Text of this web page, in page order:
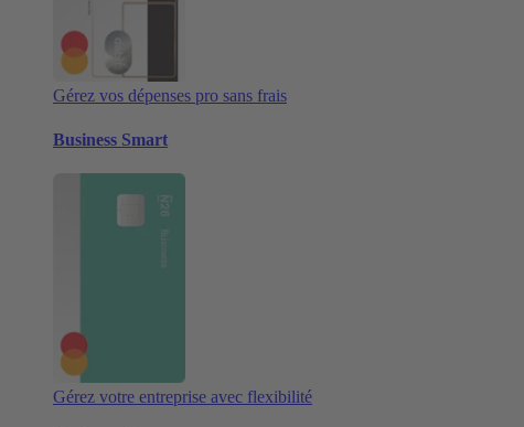
Gérez vos dépenses pro sans frais
Business Smart
Gérez votre entreprise avec flexibilité